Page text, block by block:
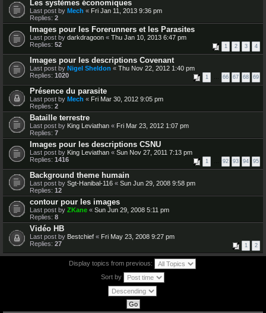
Les systèmes économiques
Last post by Mech « Fri Jan 11, 2013 9:36 pm
Replies: 2
Images pour les Forerunners et les Parasites
Last post by darkdragoon « Thu Jan 10, 2013 6:47 pm
Replies: 52 1 2 3 4
Images pour les descriptions Covenant
Last post by Nigel Sheldon « Thu Nov 22, 2012 1:40 pm
Replies: 1020 1 … 66 67 68 69
Présence du parasite
Last post by Mech « Fri Mar 30, 2012 9:05 pm
Replies: 2
Bataille terrestre
Last post by King Leviathan « Fri Mar 23, 2012 1:07 pm
Replies: 7
Images pour les descriptions CSNU
Last post by King Leviathan « Sun Nov 27, 2011 7:13 pm
Replies: 1416 1 92 93 94 95
Background theme humain
Last post by Sgt-Hanibal-116 « Sun Jun 29, 2008 9:58 pm
Replies: 12
contour pour les images
Last post by ZKane « Sun Jun 29, 2008 5:11 pm
Replies: 8
Vidéo HB
Last post by Bestchief « Fri May 23, 2008 9:27 pm
Replies: 27 1 2
Display topics from previous:
Sort by